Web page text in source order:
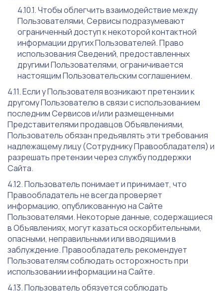
Чтобы облегчить взаимодействие между
Пользователями, Сервисы подразумевают
ограниченный доступ к некоторой контактной
информации других Пользователей. Право
использования Сведений, предоставленных
другими Пользователями, ограничивается
настоящим Пользовательским соглашением.
Если у Пользователя возникают претензии к
другому Пользователю в связи с использованием
последним Сервисов и/или размещенными
Представителями продавцов Объявлениями,
Пользователь обязан предъявлять эти требования
надлежащему лицу (Сотруднику Правообладателя) и
разрешать претензии через службу поддержки
Сайта.
Пользователь понимает и принимает, что
Правообладатель не всегда проверяет
информацию, опубликованную на Сайте
Пользователями. Некоторые данные, содержащиеся
в Объявлениях, могут казаться оскорбительными,
опасными, неправильными или вводящими в
заблуждение. Правообладатель рекомендует
Пользователям соблюдать осторожность при
использовании информации на Сайте.
Пользователь обязуется соблюдать